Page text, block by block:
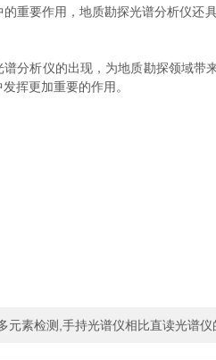
要作用，地质勘探光谱分析仪还具
析仪的出现，为地质勘探领域带
挥更加重要的作用。
元素检测,手持光谱仪相比直读光谱仪